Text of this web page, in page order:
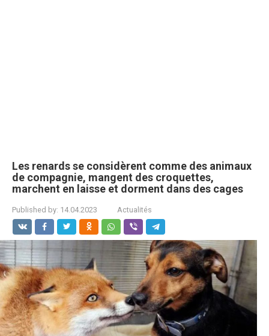
Les renards se considèrent comme des animaux
de compagnie, mangent des croquettes,
marchent en laisse et dorment dans des cages
Published by: 14.04.2023 Actualités